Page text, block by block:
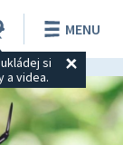
si
a videa.
MENU